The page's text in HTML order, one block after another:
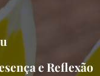
e Reflexão